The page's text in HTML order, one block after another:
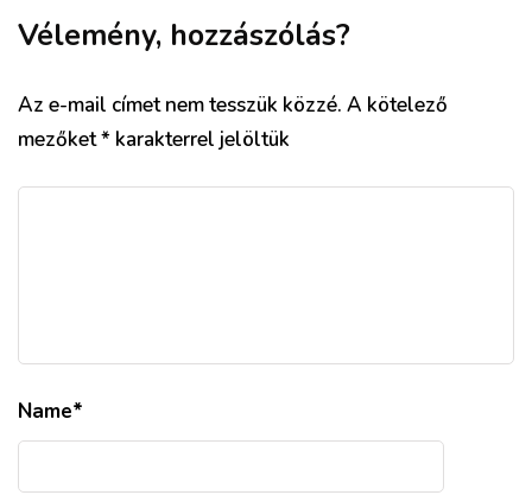
Vélemény, hozzászólás?
Az e-mail címet nem tesszük közzé. A kötelező
mezőket* karakterrel jelöltük
Name*